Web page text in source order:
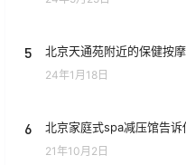
5 北京天通苑附近的保健按
24年1月18日
6 北京家庭式spa减压馆告
21年10月2日